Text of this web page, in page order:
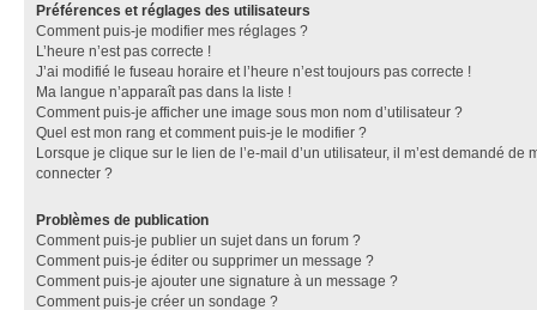
Préférences et réglages des utilisateurs
Comment puis-je modifier mes réglages ?
L’heure n’est pas correcte !
J’ai modifié le fuseau horaire et l’heure n’est toujours pas correcte !
Ma langue n’apparaît pas dans la liste !
Comment puis-je afficher une image sous mon nom d’utilisateur ?
Quel est mon rang et comment puis-je le modifier ?
Lorsque je clique sur le lien de l’e-mail d’un utilisateur, il m’est demandé de
connecter ?
Problèmes de publication
Comment puis-je publier un sujet dans un forum ?
Comment puis-je éditer ou supprimer un message ?
Comment puis-je ajouter une signature à un message ?
Comment puis-je créer un sondage ?